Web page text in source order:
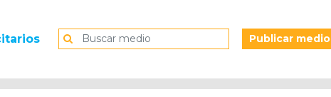
Publicar medio